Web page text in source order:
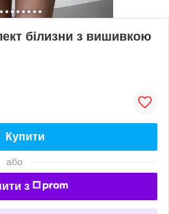
білизни з вишивкою
Купити
або
з